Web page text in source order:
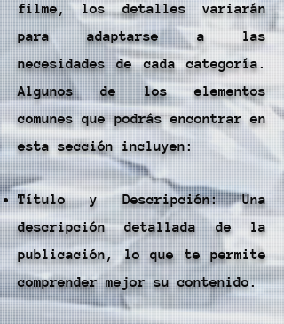
filme, los detalles variarán
para adaptarse a las
necesidades de cada categoría.
Algunos de los elementos
comunes que podrás encontrar en
esta sección incluyen:
Título y Descripción: Una
descripción detallada de la
publicación, lo que te permite
comprender mejor su contenido.